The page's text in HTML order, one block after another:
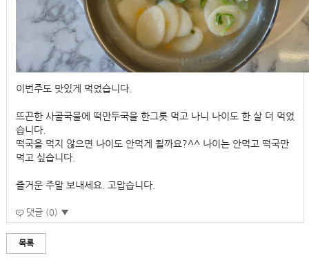
이번주도 맛있게 먹었습니다.
뜨끈한 사골국물에 떡만두국을 한그릇 먹고 나니 나이도 한 살 더 먹었
습니다.
떡국을 먹지 않으면 나이도 안먹게 될까요?^^ 나이는 안먹고 떡국만
먹고 싶습니다.
즐거운 주말 보내세요. 고맙습니다.
댓글 (0) ▼
목록